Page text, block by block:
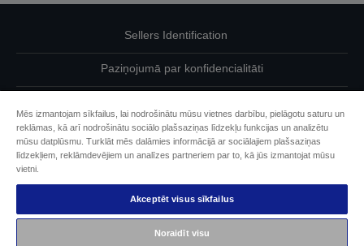
Sellers Identification
Paziņojumā par konfidencialitāti
Sazinieties ar mums par saviem datiem
Epson apņemšanās pieejamības nodrošināšanā
Mēs izmantojam sīkfailus, lai nodrošinātu mūsu vietnes darbību, pielāgotu saturu un
reklāmas, kā arī nodrošinātu sociālo plašsaziņas līdzekļu funkcijas un analizētu
mūsu datplūsmu. Turklāt mēs dalāmies informācijā ar sociālajiem plašsaziņas
līdzekļiem, reklāmdevējiem un analīzes partneriem par to, kā jūs izmantojat mūsu
vietni.
Akceptēt visus sīkfailus
Noraidīt visu